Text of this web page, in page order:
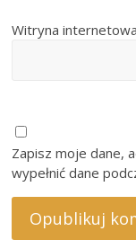
Witryna internetowa
Zapisz moje dane,
wypełnić dane